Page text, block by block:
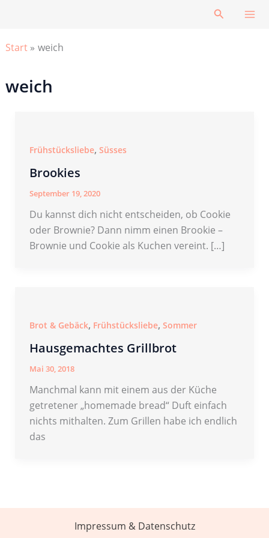
Suchen
Start weich
weich
Frühstücksliebe, Süsses
Brookies
September 19, 2020
Du kannst dich nicht entscheiden, ob Cookie
oder Brownie? Dann nimm einen Brookie –
Brownie und Cookie als Kuchen vereint. […]
Brot & Gebäck, Frühstücksliebe, Sommer
Hausgemachtes Grillbrot
Mai 30, 2018
Manchmal kann mit einem aus der Küche
getretener „homemade bread“ Duft einfach
nichts mithalten. Zum Grillen habe ich endlich
das
Impressum & Datenschutz